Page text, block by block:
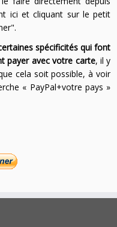
ici et cliquant sur le petit
spécificités qui font
payer avec votre carte, il y
cela soit possible, à voir
« PayPal+votre pays »